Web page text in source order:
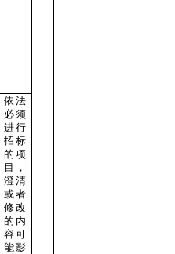
依法
必须
进行
招标
的项
目，
澄清
或者
修改
的内
容可
能影